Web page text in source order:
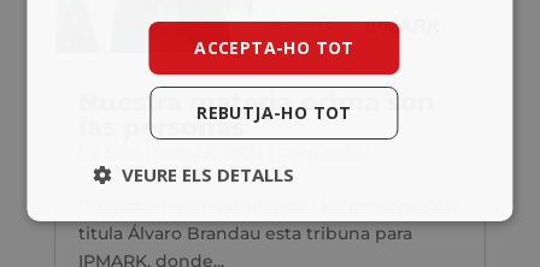
Nuestra materia prima son
las personas
titula Álvaro Brandau esta tribuna para
IPMARK, donde...
ACCEPTA-HO TOT
REBUTJA-HO TOT
VEURE ELS DETALLS